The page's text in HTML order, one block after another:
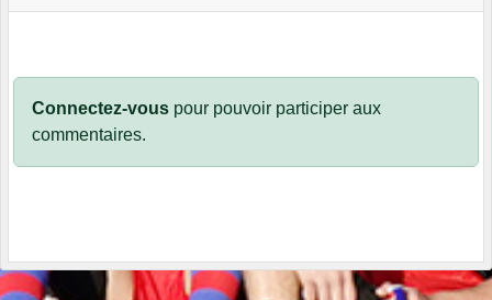
Connectez-vous pour pouvoir participer aux
commentaires.